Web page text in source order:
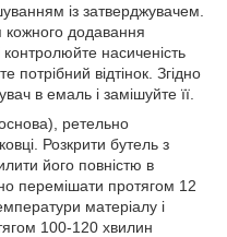
із затверджувачем.
кожного додавання
насиченість
потрібний відтінок. Згідно
в емаль і замішуйте її.
ретельно
Розкрити бутель з
його повністю в
перемішати протягом 12
матеріалу і
100-120 хвилин